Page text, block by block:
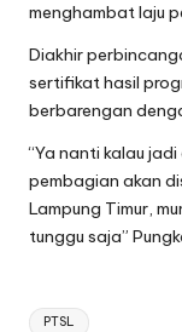
menghambat laju
Diakhir
sertifikat hasil
berbarengan
“Ya nanti kalau
pembagian akan
Lampung Timur,
tunggu saja”
Tags:
PTSL